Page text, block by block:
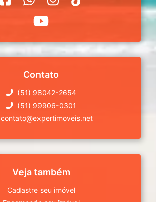
Contato
(51) 98042-2654
(51) 99906-0301
contato@expertimoveis.net
Veja também
Cadastre seu imóvel